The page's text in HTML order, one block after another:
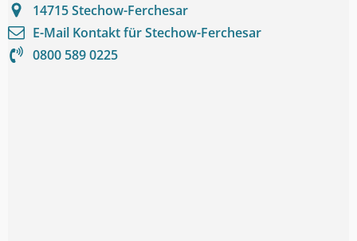
14715Stechow-Ferchesar
E-Mail Kontakt fürStechow-Ferchesar
0800 589 0225